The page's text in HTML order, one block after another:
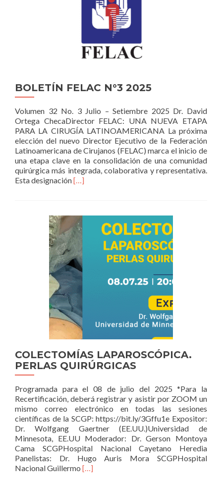
ACTUALIDAD
Y
PERSPECTIVA
BOLETÍN FELAC N°3 2025
Volumen 32 No. 3 Julio – Setiembre 2025 Dr. David
Ortega ChecaDirector FELAC: UNA NUEVA ETAPA
PARA LA CIRUGÍA LATINOAMERICANA La próxima
elección del nuevo Director Ejecutivo de la Federación
Latinoamericana de Cirujanos (FELAC) marca el inicio de
una etapa clave en la consolidación de una comunidad
quirúrgica más integrada, colaborativa y representativa.
Esta designaciónRead
FELAC
N°3
2025
[…]
COLECTOMÍAS LAPAROSCÓPICA.
PERLAS QUIRÚRGICAS
Programada para el 08 de julio del 2025 *Para la
Recertificación, deberá registrar y asistir por ZOOM un
mismo correo electrónico en todas las sesiones
científicas de la SCGP: https://bit.ly/3Gffu1e Expositor:
Dr. Wolfgang Gaertner (EE.UU.)Universidad de
Minnesota, EE.UU Moderador: Dr. Gerson Montoya
Cama SCGPHospital Nacional Cayetano Heredia
Panelistas: Dr. Hugo Auris Mora SCGPHospital
Nacional Guillermo Read
[…]